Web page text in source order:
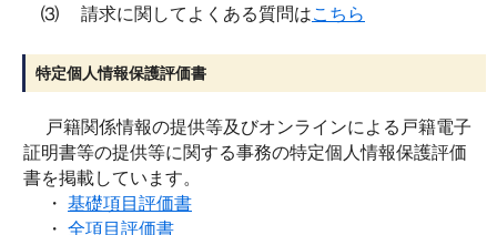
⑶ 請求に関してよくある質問はこちら
特定個人情報保護評価書
戸籍関係情報の提供等及びオンラインによる戸籍電子
証明書等の提供等に関する事務の特定個人情報保護評価
書を掲載しています。
・ 基礎項目評価書
・ 全項目評価書